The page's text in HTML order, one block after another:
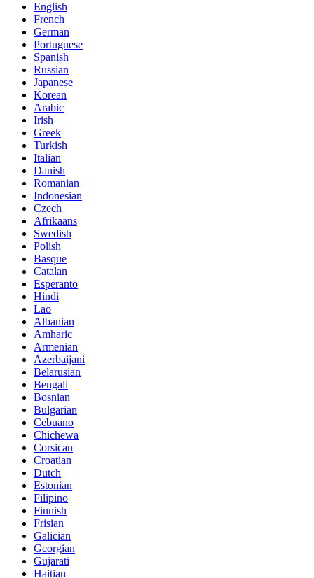
English
French
German
Portuguese
Spanish
Russian
Japanese
Korean
Arabic
Irish
Greek
Turkish
Italian
Danish
Romanian
Indonesian
Czech
Afrikaans
Swedish
Polish
Basque
Catalan
Esperanto
Hindi
Lao
Albanian
Amharic
Armenian
Azerbaijani
Belarusian
Bengali
Bosnian
Bulgarian
Cebuano
Chichewa
Corsican
Croatian
Dutch
Estonian
Filipino
Finnish
Frisian
Galician
Georgian
Gujarati
Haitian